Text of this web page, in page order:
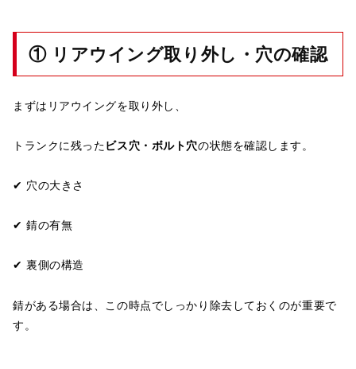
① リアウイング取り外し・穴の確認
まずはリアウイングを取り外し、
トランクに残ったビス穴・ボルト穴の状態を確認します。
✔ 穴の大きさ
✔ 錆の有無
✔ 裏側の構造
錆がある場合は、この時点でしっかり除去しておくのが重要で
す。